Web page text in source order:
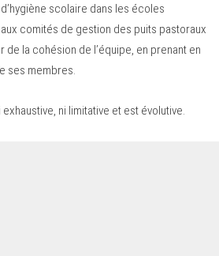
scolaire dans les écoles
comités de gestion des puits pastoraux
de la cohésion de l’équipe, en prenant en
ses membres.
ni limitative et est évolutive.